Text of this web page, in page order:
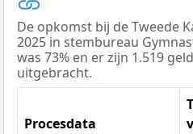
De opkomst bij de Tweede
2025 in stembureau
was 73% en er zijn 1.519
uitgebracht.
Procesdata